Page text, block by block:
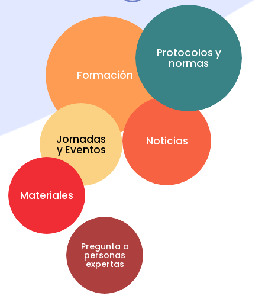
Formación
Protocolos y
normas
Materiales
Jornadas
y Eventos
Noticias
Pregunta a
personas
expertas